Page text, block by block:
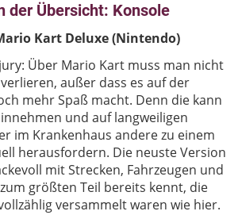
der Übersicht: Konsole
Kart Deluxe (Nintendo)
Über Mario Kart muss man nicht
außer dass es auf der
mehr Spaß macht. Denn die kann
und auf langweiligen
im Krankenhaus andere zu einem
herausfordern. Die neuste Version
mit Strecken, Fahrzeugen und
größten Teil bereits kennt, die
versammelt waren wie hier.